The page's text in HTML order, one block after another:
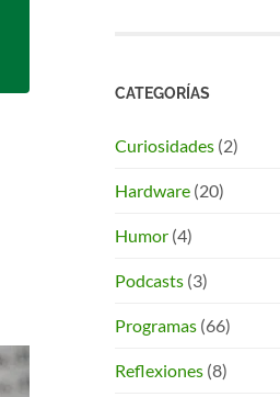
CATEGORÍAS
Curiosidades (2)
Hardware (20)
Humor (4)
Podcasts (3)
Programas (66)
Reflexiones (8)